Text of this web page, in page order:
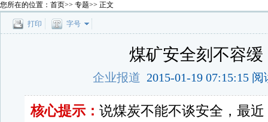
您所在的位置： 首页>> 专题>> 正文
打印 字号
煤矿安全刻不容缓
企业报道 2015-01-19 07:15:15
核心提示： 说煤炭不能不谈安全，最